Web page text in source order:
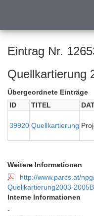
Eintrag Nr.
Quellkartierung
Übergeordnete Einträge
ID
TITEL
39920 Quellkartierung
Weitere Informationen
http://www.parcs.at/
Quellkartierung2003-
Interne Informationen
-